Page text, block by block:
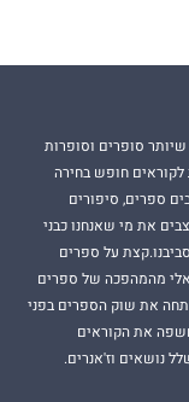
סופרים וסופרות
חופש בחירה
ספרים, סיפורים
את מי שאנחנו כבני
על ספרים
מהמהפכה של ספרים
את שוק הספרים בפני
את הקוראים
נושאים וז'אנרים.